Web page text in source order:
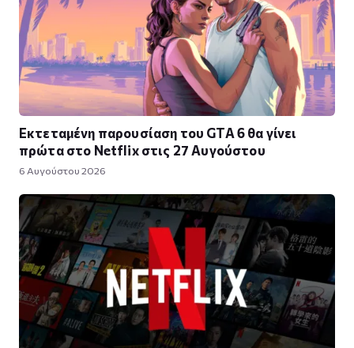
Εκτεταμένη παρουσίαση του GTA 6 θα γίνει
πρώτα στο Netflix στις 27 Αυγούστου
6 Αυγούστου 2026